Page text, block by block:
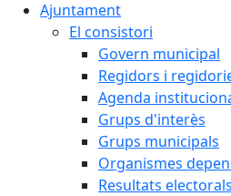
Ajuntament
El consistori
Govern municipal
Regidors i
Agenda
Grups d'interès
Grups municipals
Organismes
Resultats electorals